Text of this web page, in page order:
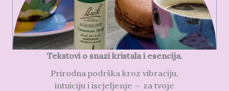
Tekstovi o snazi kristala i esencija.
Prirodna podrška kroz vibraciju,
intuiciju i iscjeljenje — za tvoje